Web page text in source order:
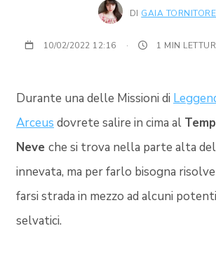
DI GAIA TORNITORE
10/02/2022 12:16 · 1 MIN
Durante una delle Missioni di
Arceus dovrete salire in cima al
Neve che si trova nella parte alta
innevata, ma per farlo bisogna
farsi strada in mezzo ad alcuni
selvatici.